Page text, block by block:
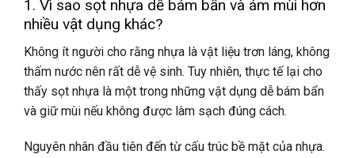
1. Vì sao sọt nhựa dễ bám bẩn và ám mùi hơn
nhiều vật dụng khác?
Không ít người cho rằng nhựa là vật liệu trơn láng, không
thấm nước nên rất dễ vệ sinh. Tuy nhiên, thực tế lại cho
thấy sọt nhựa là một trong những vật dụng dễ bám bẩn
và giữ mùi nếu không được làm sạch đúng cách.
Nguyên nhân đầu tiên đến từ cấu trúc bề mặt của nhựa.